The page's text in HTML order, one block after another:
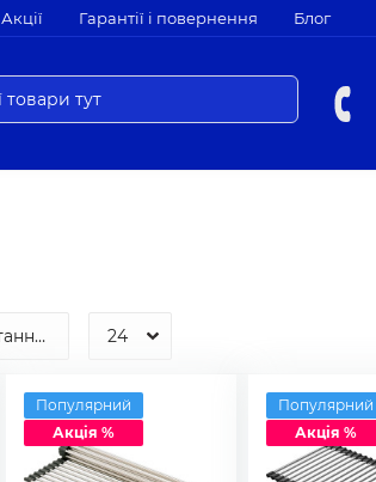
Акції Гарантії і повернення Блог
Популярний
Акція %
Популярний
Акція %